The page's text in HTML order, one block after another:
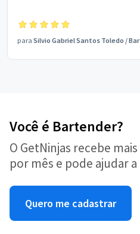
para Silvio Gabriel Santos Toledo /
Você é Bartender?
O GetNinjas recebe
por mês e pode ajudar
Quero me cadastrar